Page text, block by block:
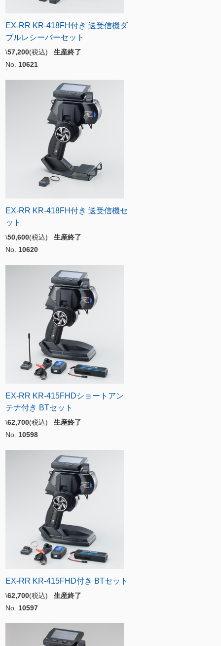
EX-RR KR-418FH付き 送受信機ダ
ブルレシーバーセット
\57,200(税込) 生産終了
No. 10621
EX-RR KR-418FH付き 送受信機セ
ット
\50,600(税込) 生産終了
No. 10620
EX-RR KR-415FHDショートアン
テナ付き BTセット
\62,700(税込) 生産終了
No. 10598
EX-RR KR-415FHD付き BTセット
\62,700(税込) 生産終了
No. 10597